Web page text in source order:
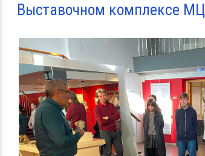
Выставочном комплексе